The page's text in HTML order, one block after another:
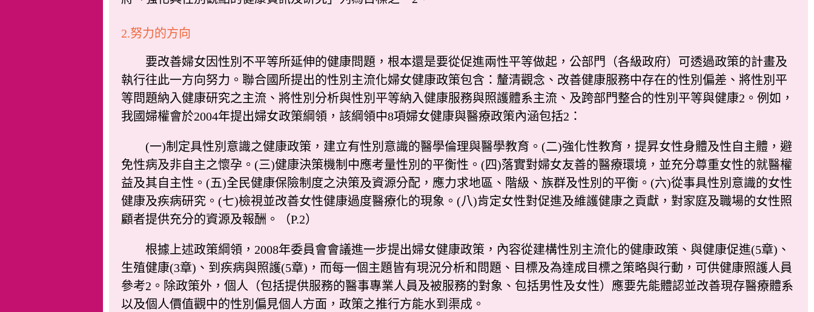
2.努力的方向
要改善婦女因性別不平等所延伸的健康問題，根本還是要從促進兩性平等做起，公部門（各級政府）可透過政策的計畫及
執行往此一方向努力。聯合國所提出的性別主流化婦女健康政策包含：釐清觀念、改善健康服務中存在的性別偏差、將性別平
等問題納入健康研究之主流、將性別分析與性別平等納入健康服務與照護體系主流、及跨部門整合的性別平等與健康2。例如，
我國婦權會於2004年提出婦女政策綱領，該綱領中8項婦女健康與醫療政策內涵包括2：
(一)制定具性別意識之健康政策，建立有性別意識的醫學倫理與醫學教育。(二)強化性教育，提昇女性身體及性自主體，避
免性病及非自主之懷孕。(三)健康決策機制中應考量性別的平衡性。(四)落實對婦女友善的醫療環境，並充分尊重女性的就醫權
益及其自主性。(五)全民健康保險制度之決策及資源分配，應力求地區、階級、族群及性別的平衡。(六)從事具性別意識的女性
健康及疾病研究。(七)檢視並改善女性健康過度醫療化的現象。(八)肯定女性對促進及維護健康之貢獻，對家庭及職場的女性照
顧者提供充分的資源及報酬。（P.2）
根據上述政策綱領，2008年委員會會議進一步提出婦女健康政策，內容從建構性別主流化的健康政策、與健康促進(5章)、
生殖健康(3章)、到疾病與照護(5章)，而每一個主題皆有現況分析和問題、目標及為達成目標之策略與行動，可供健康照護人員
參考2。除政策外，個人（包括提供服務的醫事專業人員及被服務的對象、包括男性及女性）應要先能體認並改善現存醫療體系
以及個人價值觀中的性別偏見個人方面，政策之推行方能水到渠成。